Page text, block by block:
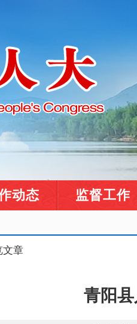
动态 监督工作
文章
青阳